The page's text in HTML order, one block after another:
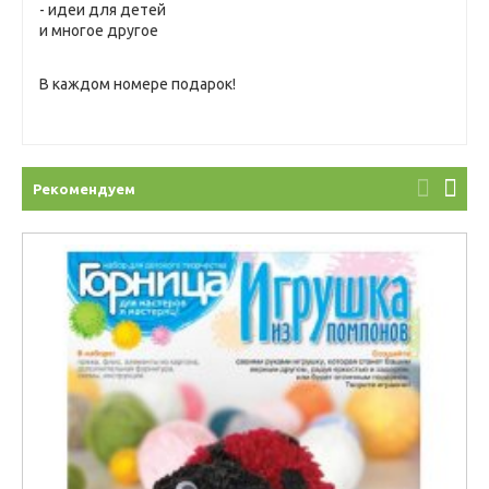
- идеи для детей
и многое другое
В каждом номере подарок!
Рекомендуем